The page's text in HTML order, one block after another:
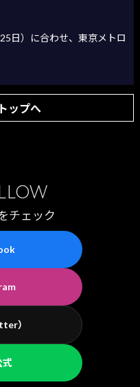
日）に合わせ、東京メトロ
ップへ
チェック
）
式